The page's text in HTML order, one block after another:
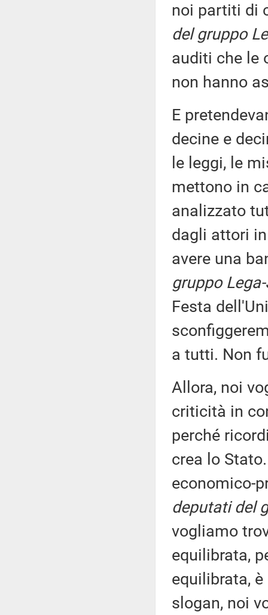
noi partiti di
del gruppo
auditi che le
non hanno
E
decine e
le leggi, le
mettono in
analizzato
dagli attori
avere una
gruppo
Festa
a tutti. Non
Allora, noi
criticità in
perché
crea lo
economico-
deputati del
vogliamo
equilibrata,
equilibrata,
slogan, noi